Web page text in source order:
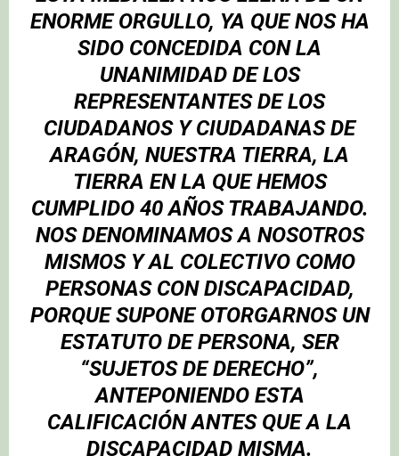
ENORME ORGULLO, YA QUE NOS HA
SIDO CONCEDIDA CON LA
UNANIMIDAD DE LOS
REPRESENTANTES DE LOS
CIUDADANOS Y CIUDADANAS DE
ARAGÓN, NUESTRA TIERRA, LA
TIERRA EN LA QUE HEMOS
CUMPLIDO 40 AÑOS TRABAJANDO.
NOS DENOMINAMOS A NOSOTROS
MISMOS Y AL COLECTIVO COMO
PERSONAS CON DISCAPACIDAD,
PORQUE SUPONE OTORGARNOS UN
ESTATUTO DE PERSONA, SER
“SUJETOS DE DERECHO”,
ANTEPONIENDO ESTA
CALIFICACIÓN ANTES QUE A LA
DISCAPACIDAD MISMA.